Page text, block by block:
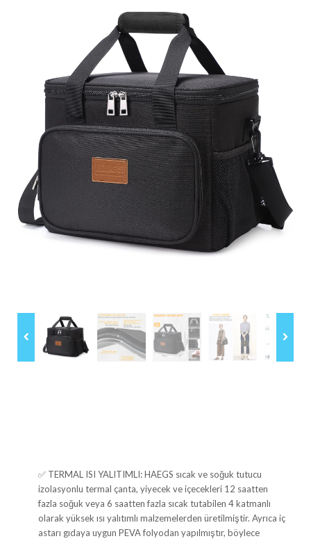
✅ TERMAL ISI YALITIMLI: HAEGS sıcak ve soğuk tutucu
izolasyonlu termal çanta, yiyecek ve içecekleri 12 saatten
fazla soğuk veya 6 saatten fazla sıcak tutabilen 4 katmanlı
olarak yüksek ısı yalıtımlı malzemelerden üretilmiştir. Ayrıca iç
astarı gıdaya uygun PEVA folyodan yapılmıştır, böylece